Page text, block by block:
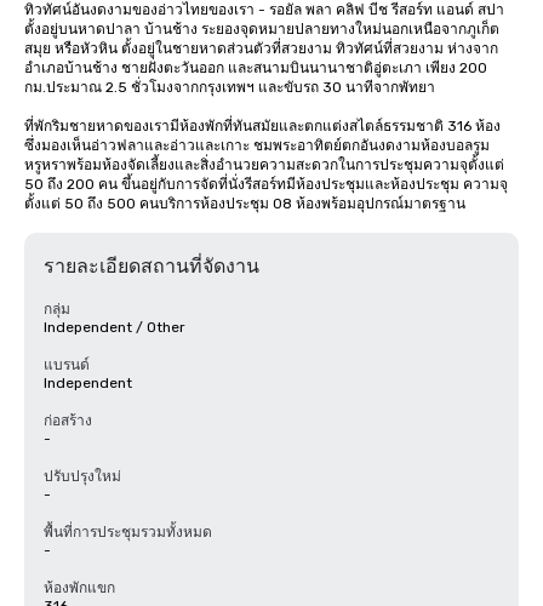
ทิวทัศน์อันงดงามของอ่าวไทยของเรา - รอยัล พลา คลิฟ บีช รีสอร์ท แอนด์ สปา
ตั้งอยู่บนหาดปาลา บ้านช้าง ระยองจุดหมายปลายทางใหม่นอกเหนือจากภูเก็ต
สมุย หรือหัวหิน ตั้งอยู่ในชายหาดส่วนตัวที่สวยงาม ทิวทัศน์ที่สวยงาม ห่างจาก
อำเภอบ้านช้าง ชายฝั่งตะวันออก และสนามบินนานาชาติอู่ตะเภา เพียง 200
กม.ประมาณ 2.5 ชั่วโมงจากกรุงเทพฯ และขับรถ 30 นาทีจากพัทยา
ที่พักริมชายหาดของเรามีห้องพักที่ทันสมัยและตกแต่งสไตล์ธรรมชาติ 316 ห้อง
ซึ่งมองเห็นอ่าวฟลาและอ่าวและเกาะ ชมพระอาทิตย์ตกอันงดงามห้องบอลรูม
หรูหราพร้อมห้องจัดเลี้ยงและสิ่งอำนวยความสะดวกในการประชุมความจุตั้งแต่
50 ถึง 200 คน ขึ้นอยู่กับการจัดที่นั่งรีสอร์ทมีห้องประชุมและห้องประชุม ความจุ
ตั้งแต่ 50 ถึง 500 คนบริการห้องประชุม 08 ห้องพร้อมอุปกรณ์มาตรฐาน
รายละเอียดสถานที่จัดงาน
กลุ่ม
Independent / Other
แบรนด์
Independent
ก่อสร้าง
-
ปรับปรุงใหม่
-
พื้นที่การประชุมรวมทั้งหมด
-
ห้องพักแขก